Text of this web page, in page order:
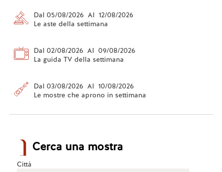
Dal 05/08/2026 Al 12/08/2026
Le aste della settimana
Dal 02/08/2026 Al 09/08/2026
La guida TV della settimana
Dal 03/08/2026 Al 10/08/2026
Le mostre che aprono in settimana
Cerca una mostra
Città